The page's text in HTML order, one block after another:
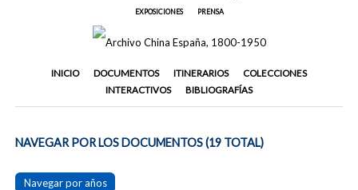
EXPOSICIONES
PRENSA
INICIO DOCUMENTOS ITINERARIOS
COLECCIONES
INTERACTIVOS
BIBLIOGRAFÍAS
NAVEGAR POR LOS DOCUMENTOS (19 TOTAL)
Navegar por años